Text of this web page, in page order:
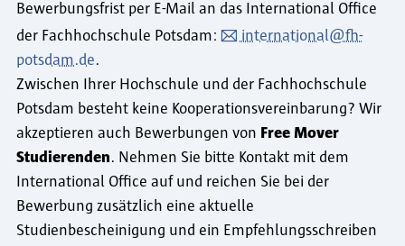
Bewerbungsfrist per E-Mail an das International Office
der Fachhochschule Potsdam:
international@fh-
potsdam.de.
Zwischen Ihrer Hochschule und der Fachhochschule
Potsdam besteht keine Kooperationsvereinbarung? Wir
akzeptieren auch Bewerbungen von Free Mover
Studierenden. Nehmen Sie bitte Kontakt mit dem
International Office auf und reichen Sie bei der
Bewerbung zusätzlich eine aktuelle
Studienbescheinigung und ein Empfehlungsschreiben